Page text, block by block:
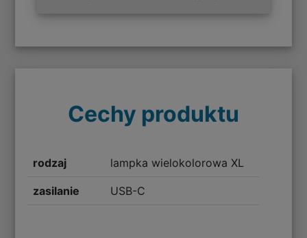
Cechy produktu
rodzaj lampka wielokolorowa XL
zasilanie USB-C